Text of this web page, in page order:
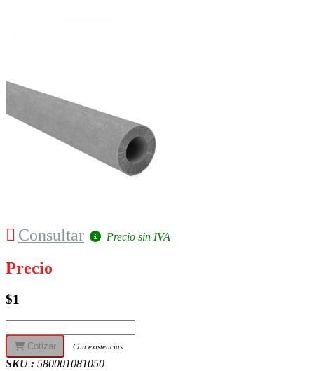
Consultar Precio sin IVA
Precio
$1
Cotizar Con existencias
SKU : 580001081050